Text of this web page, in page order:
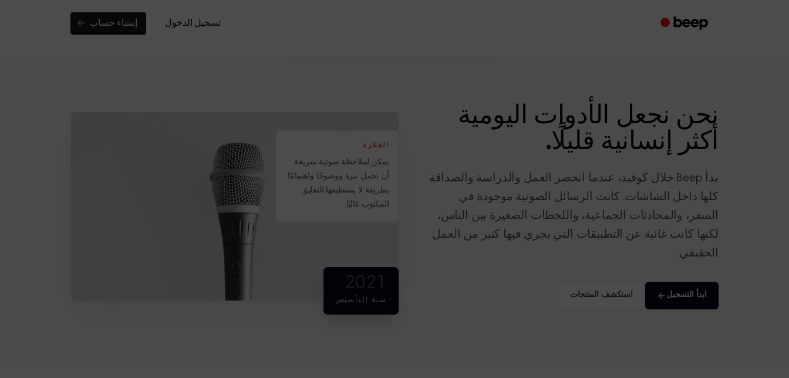
تسجيل الدخول إنشاء حساب
نحن نجعل الأدوات اليومية
أكثر إنسانية قليلًا.
بدأ Beep خلال كوفيد، عندما انحصر العمل والدراسة والصداقة
كلها داخل الشاشات. كانت الرسائل الصوتية موجودة في
السفر، والمحادثات الجماعية، واللحظات الصغيرة بين الناس،
لكنها كانت غائبة عن التطبيقات التي يجري فيها كثير من العمل
الحقيقي.
ابدأ التسجيل استكشف المنتجات
الفكرة
يمكن لملاحظة صوتية سريعة
أن تحمل نبرة ووضوحًا واهتمامًا
بطريقة لا يستطيعها التعليق
المكتوب غالبًا.
2021
سنة التأسيس